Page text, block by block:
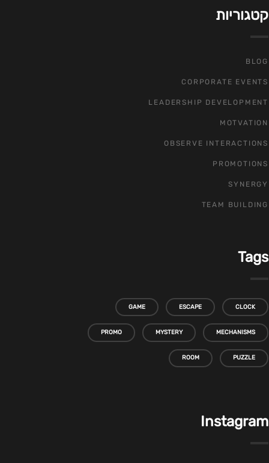
קטגוריות
BLOG
CORPORATE EVENTS
LEADERSHIP DEVELOPMENT
MOTVATION
OBSERVE INTERACTIONS
PROMOTIONS
SYNERGY
TEAM BUILDING
Tags
CLOCK
ESCAPE
GAME
MECHANISMS
MYSTERY
PROMO
PUZZLE
ROOM
Instagram